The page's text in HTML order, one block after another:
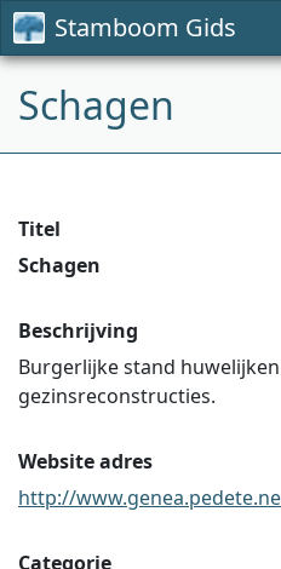
Stamboom Gids
Schagen
Titel
Schagen
Beschrijving
Burgerlijke stand
gezinsreconstructies.
Website adres
http://
Categorie